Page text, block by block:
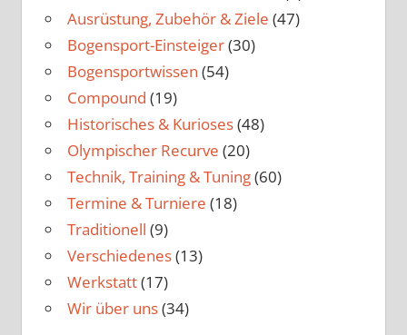
Ausrüstung, Zubehör & Ziele (47)
Bogensport-Einsteiger(30)
Bogensportwissen (54)
Compound (19)
Historisches & Kurioses(48)
Olympischer Recurve (20)
Technik, Training & Tuning(60)
Termine & Turniere (18)
Traditionell (9)
Verschiedenes(13)
Werkstatt(17)
Wir über uns(34)